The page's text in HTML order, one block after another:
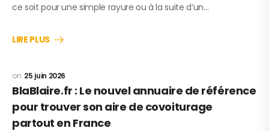
ce soit pour une simple rayure ou à la suite d’un…
LIRE PLUS
25 juin 2026
BlaBlaire.fr : Le nouvel annuaire de référence
pour trouver son aire de covoiturage
partout en France